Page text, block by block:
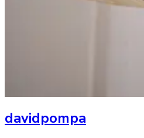
davidpompa